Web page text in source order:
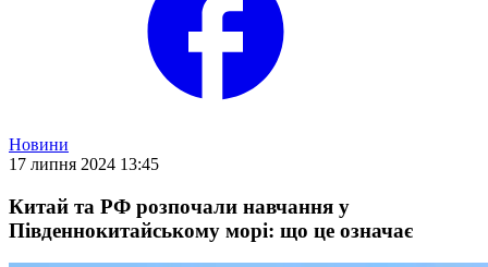
Новини
17 липня 2024 13:45
Китай та РФ розпочали навчання у
Південнокитайському морі: що це означає